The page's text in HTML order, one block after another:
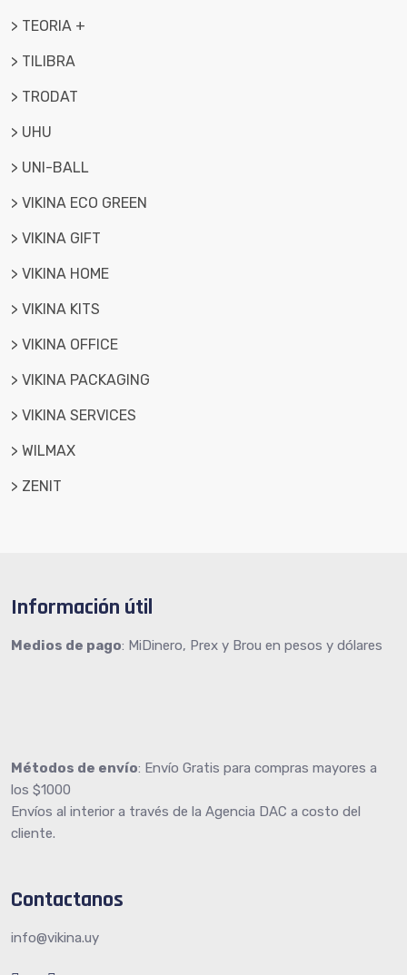
> TEORIA +
> TILIBRA
> TRODAT
> UHU
> UNI-BALL
> VIKINA ECO GREEN
> VIKINA GIFT
> VIKINA HOME
> VIKINA KITS
> VIKINA OFFICE
> VIKINA PACKAGING
> VIKINA SERVICES
> WILMAX
> ZENIT
Información útil
Medios de pago: MiDinero, Prex y Brou en pesos y dólares
Métodos de envío: Envío Gratis para compras mayores a
los $1000
Envíos al interior a través de la Agencia DAC a costo del
cliente.
Contactanos
info@vikina.uy